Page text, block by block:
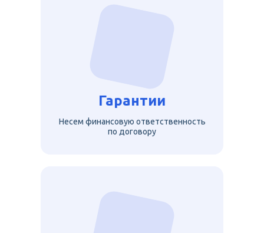
Гарантии
Несем финансовую ответственность
по договору